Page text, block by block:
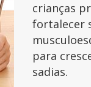
crianças
fortalecer
para
sadias.